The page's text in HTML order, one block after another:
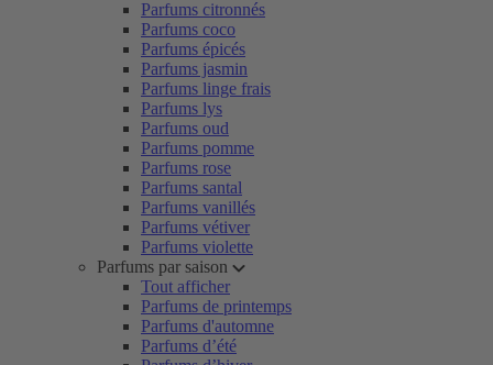
Parfums citronnés
Parfums coco
Parfums épicés
Parfums jasmin
Parfums linge frais
Parfums lys
Parfums oud
Parfums pomme
Parfums rose
Parfums santal
Parfums vanillés
Parfums vétiver
Parfums violette
Parfums par saison
Tout afficher
Parfums de printemps
Parfums d'automne
Parfums d’été